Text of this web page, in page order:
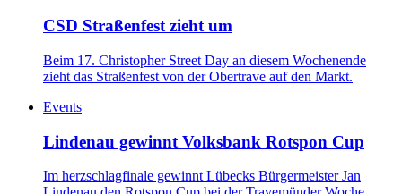
CSD Straßenfest zieht um
Beim 17. Christopher Street Day an diesem Wochenende
zieht das Straßenfest von der Obertrave auf den Markt.
Events
Lindenau gewinnt Volksbank Rotspon Cup
Im herzschlagfinale gewinnt Lübecks Bürgermeister Jan